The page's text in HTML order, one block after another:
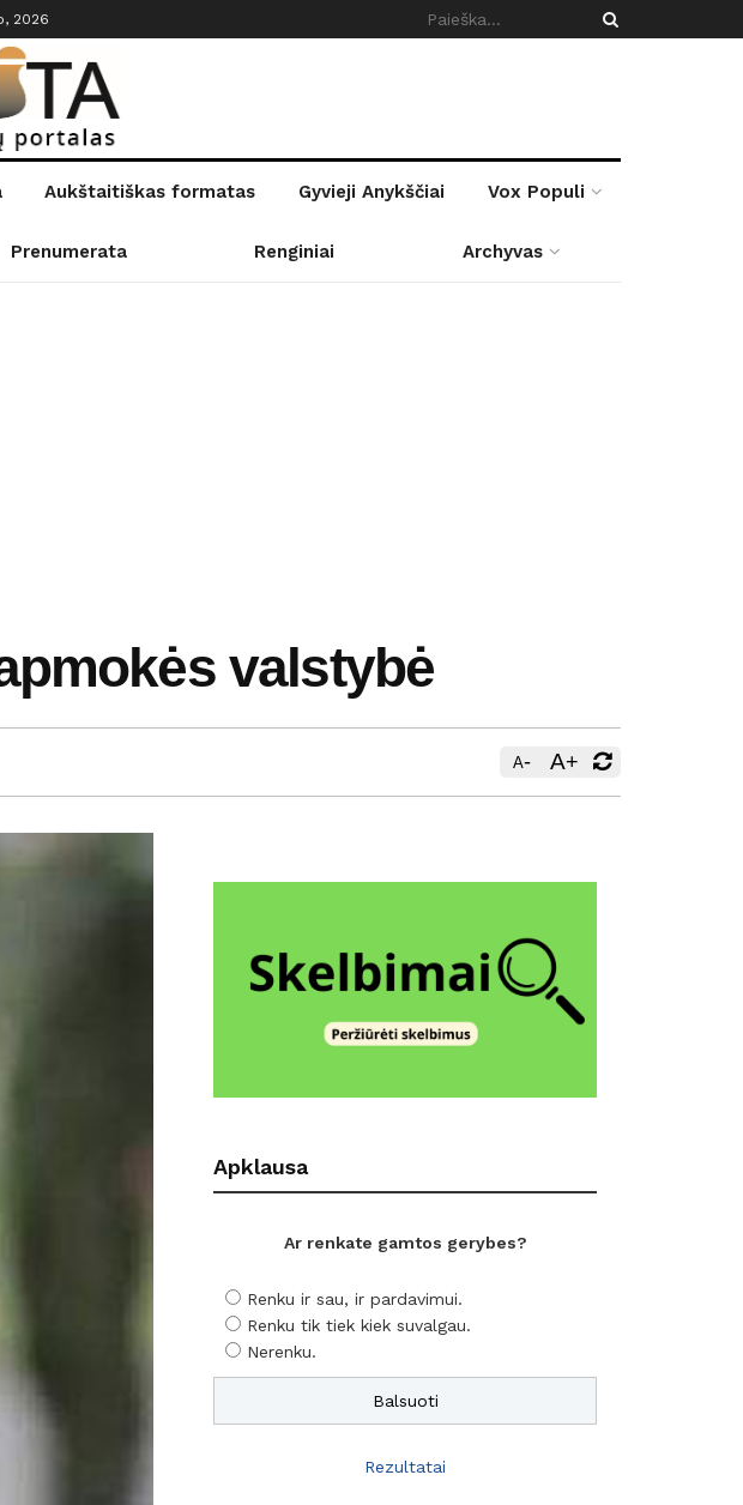
2026
Aukštaitiškas formatas Gyvieji Anykščiai Vox Populi
Prenumerata Renginiai Archyvas
valstybė
A- A+
Apklausa
Ar renkate gamtos gerybes?
Renku ir sau, ir pardavimui.
Renku tik tiek kiek suvalgau.
Nerenku.
Rezultatai